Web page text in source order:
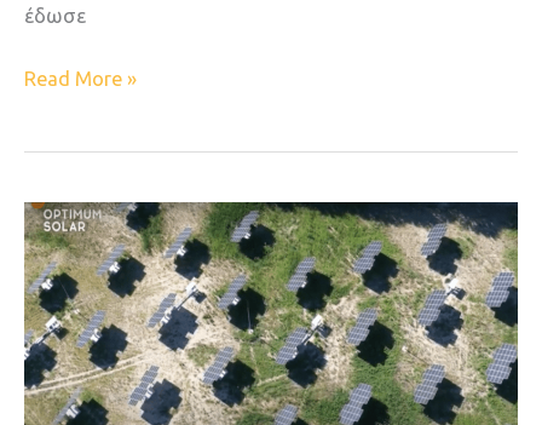
έδωσε
Read More »
Στους
ρυθμούς
των
D100
“χορεύει”
και
η